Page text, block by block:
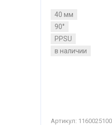
40 мм
90°
PPSU
в наличии
Артикул: